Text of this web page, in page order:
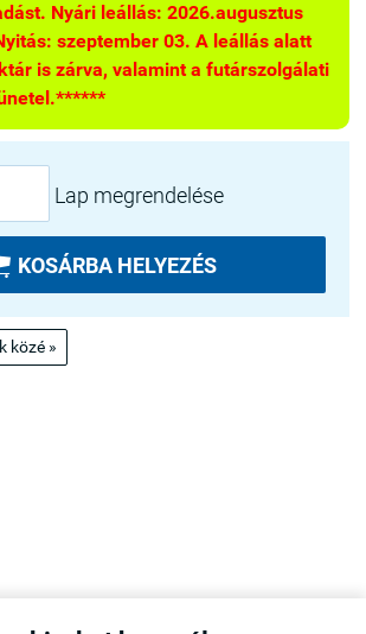
Nyári leállás: 2026.augusztus
szeptember 03. A leállás alatt
is zárva, valamint a futárszolgálati
Lap megrendelése
KOSÁRBA HELYEZÉS
közé »